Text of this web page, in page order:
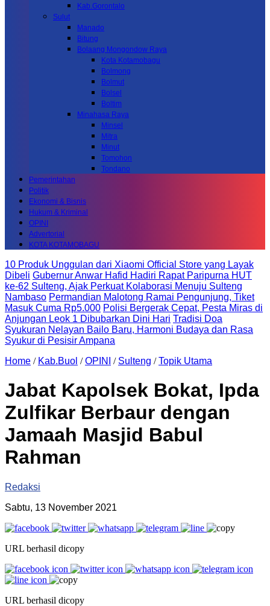
Kab.Gorontalo
Sulut
Manado
Bitung
Bolaang Mongondow Raya
Kota Kotamobagu
Bolmong
Bolmut
Bolsel
Boltim
Minahasa Raya
Minsel
Mitra
Minut
Tomohon
Tondano
Pemerintahan
Politik
Ekonomi & Bisnis
Hukum & Kriminal
OPINI
Advertorial
KOTA KOTAMOBAGU
10 Produk Unggulan dari Xiaomi Official Store yang Layak
Dibeli Gubernur Anwar Hafid Hadiri Rapat Paripurna HUT
ke-62 Sulteng, Ajak Perkuat Kolaborasi Menuju Sulteng
Nambaso Permandian Malotong Ramai Pengunjung, Tiket
Masuk Cuma Rp5.000 Polisi Bergerak Cepat, Pesta Miras di
Anjungan Leok 1 Dibubarkan Dini Hari Tradisi Doa
Syukuran Nelayan Bailo Baru, Harmoni Budaya dan Rasa
Syukur di Pesisir Ampana
Home / Kab.Buol /OPINI / Sulteng /Topik Utama
Jabat Kapolsek Bokat, Ipda
Zulfikar Berbaur dengan
Jamaah Masjid Babul
Rahman
Redaksi
Sabtu, 13 November 2021
URL berhasil dicopy
URL berhasil dicopy